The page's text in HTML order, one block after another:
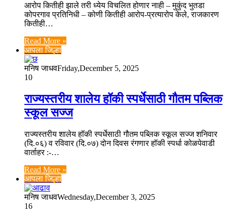
आरोप कितीही झाले तरी ध्येय विचलित होणार नाही – मुकुंद भुतडा
कोपरगाव प्रतिनिधी – कोणी कितीही आरोप-प्रत्यारोप केले, राजकारण
कितीही…
Read More »
आपला जिल्हा
मनिष जाधवFriday,December 5, 2025
10
राज्यस्तरीय शालेय हॉकी स्पर्धेसाठी गौतम पब्लिक
स्कूल सज्ज
राज्यस्तरीय शालेय हॉकी स्पर्धेसाठी गौतम पब्लिक स्कूल सज्ज शनिवार
(दि.०६) व रविवार (दि.०७) दोन दिवस रंगणार हॉकी स्पर्धा कोळपेवाडी
वार्ताहर :-…
Read More »
आपला जिल्हा
मनिष जाधवWednesday,December 3, 2025
16